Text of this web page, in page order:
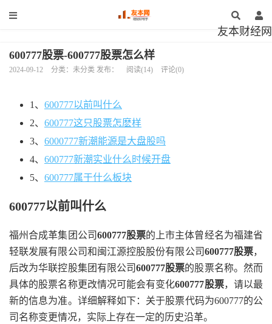
友本财经网
600777股票-600777股票怎么样
2024-09-12 分类：未分类 发布： 阅读(14) 评论(0)
1、 600777以前叫什么
2、 600777这只股票怎麽样
3、 6000777新潮能源是大盘股吗
4、 600777新潮实业什么时候开盘
5、 600777属于什么板块
600777以前叫什么
福州合成革集团公司600777股票的上市主体曾经名为福建省
轻联发展有限公司和闽江源控股股份有限公司600777股票，
后改为华联控股集团有限公司600777股票的股票名称。然而
具体的股票名称更改情况可能会有变化600777股票，请以最
新的信息为准。详细解释如下：关于股票代码为600777的公
司名称变更情况，实际上存在一定的历史沿革。